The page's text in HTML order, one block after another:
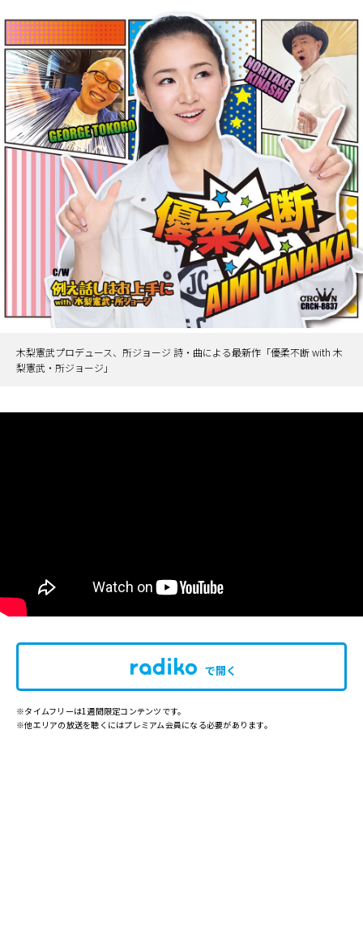
木梨憲武プロデュース、所ジョージ 詩・曲による最新作「優柔不断 with 木
梨憲武・所ジョージ」
で開く
※タイムフリーは1週間限定コンテンツです。
※他エリアの放送を聴くにはプレミアム会員になる必要があります。